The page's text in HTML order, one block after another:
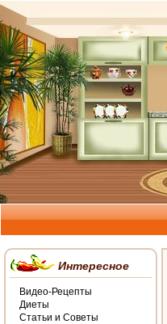
Интересное
Видео-Рецепты
Диеты
Статьи и Советы